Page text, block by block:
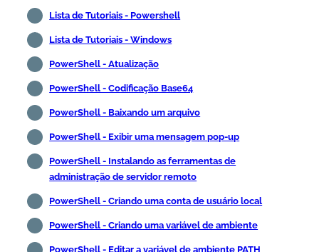
Lista de Tutoriais - Powershell
Lista de Tutoriais - Windows
PowerShell - Atualização
PowerShell - Codificação Base64
PowerShell - Baixando um arquivo
PowerShell - Exibir uma mensagem pop-up
PowerShell - Instalando as ferramentas de
administração de servidor remoto
PowerShell - Criando uma conta de usuário local
PowerShell - Criando uma variável de ambiente
PowerShell - Editar a variável de ambiente PATH